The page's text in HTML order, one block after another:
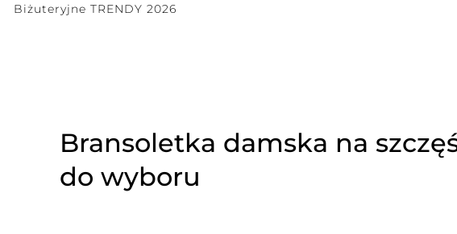
Biżuteryjne TRENDY 2026
Bransoletka damska na
do wyboru